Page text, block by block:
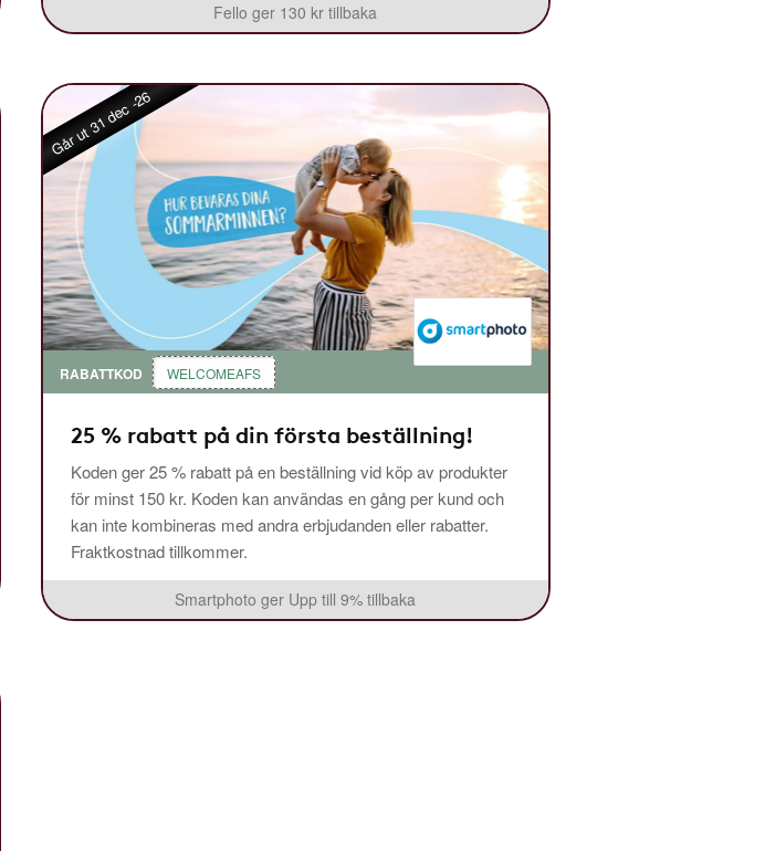
Fello ger 130 kr tillbaka
Går ut 31 dec -26
RABATTKOD WELCOMEAFS
25 % rabatt på din första beställning!
Koden ger 25 % rabatt på en beställning vid köp av produkter
för minst 150 kr. Koden kan användas en gång per kund och
kan inte kombineras med andra erbjudanden eller rabatter.
Fraktkostnad tillkommer.
Smartphoto ger Upp till 9% tillbaka